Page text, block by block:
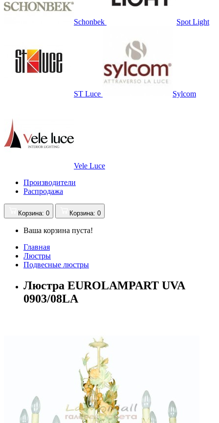
Schonbek Spot Light
ST Luce Sylcom
Vele Luce
Производители
Распродажа
Корзина: 0 Корзина: 0
Ваша корзина пуста!
Главная
Люстры
Подвесные люстры
Люстра EUROLAMPART UVA
0903/08LA